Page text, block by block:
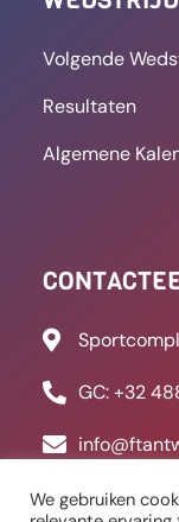
Khaled
LEES MEER
We gebruiken